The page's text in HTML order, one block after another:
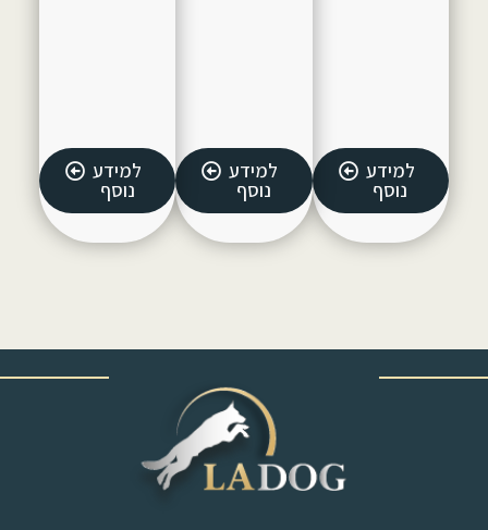
למידע
נוסף
למידע
נוסף
למידע
נוסף